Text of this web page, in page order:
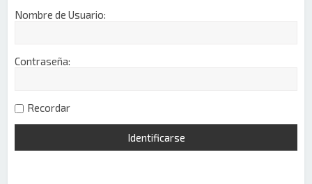
Nombre de Usuario:
Contraseña:
Recordar